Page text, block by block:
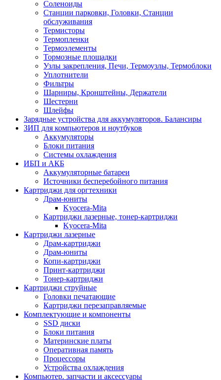
Соленоиды
Станции парковки, Головки, Станции
обслуживания
Термисторы
Термопленки
Термоэлементы
Тормозные площадки
Узлы закрепления, Печи, Термоузлы, Термоблоки
Уплотнители
Фильтры
Шарниры, Кронштейны, Держатели
Шестерни
Шлейфы
Зарядные устройства для аккумуляторов. Балансиры
ЗИП для компьютеров и ноутбуков
Аккумуляторы
Блоки питания
Системы охлаждения
ИБП и АКБ
Аккумуляторные батареи
Источники бесперебойного питания
Картриджи для оргтехники
Драм-юниты
Kyocera-Mita
Картриджи лазерные, тонер-картриджи
Kyocera-Mita
Картриджи лазерные
Драм-картриджи
Драм-юниты
Копи-картриджи
Принт-картриджи
Тонер-картриджи
Картриджи струйные
Головки печатающие
Картриджи перезаправляемые
Комплектующие и компоненты
SSD диски
Блоки питания
Материнские платы
Оперативная память
Процессоры
Устройства охлаждения
Компьютер. запчасти и аксессуары